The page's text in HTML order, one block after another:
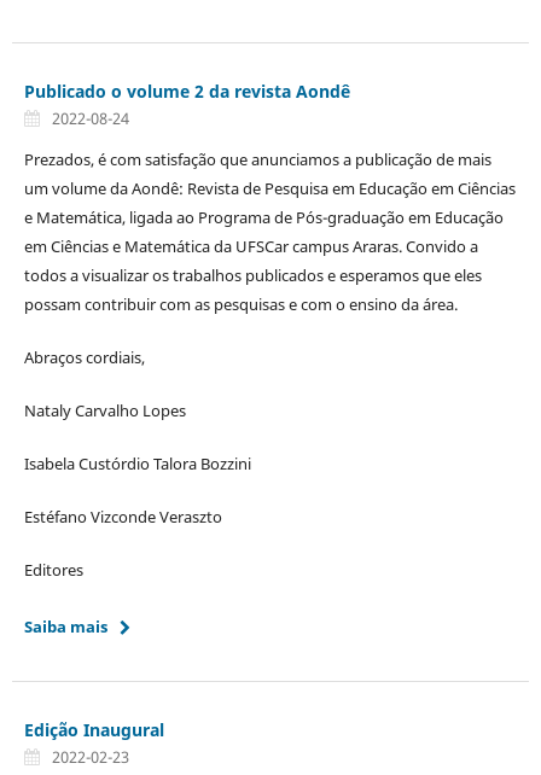
Publicado o volume 2 da revista Aondê
2022-08-24
Prezados, é com satisfação que anunciamos a publicação de mais
um volume da Aondê: Revista de Pesquisa em Educação em Ciências
e Matemática, ligada ao Programa de Pós-graduação em Educação
em Ciências e Matemática da UFSCar campus Araras. Convido a
todos a visualizar os trabalhos publicados e esperamos que eles
possam contribuir com as pesquisas e com o ensino da área.
Abraços cordiais,
Nataly Carvalho Lopes
Isabela Custórdio Talora Bozzini
Estéfano Vizconde Veraszto
Editores
Saiba mais
Edição Inaugural
2022-02-23